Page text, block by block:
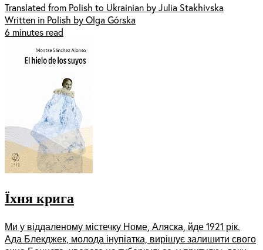
Translated from Polish to Ukrainian by Julia Stakhivska
Written in Polish by Olga Górska
6 minutes read
Їхня крига
Ми у віддаленому містечку Номе, Аляска, йде 1921 рік.
Ада Блекджек, молода інупіатка, вирішує залишити свого